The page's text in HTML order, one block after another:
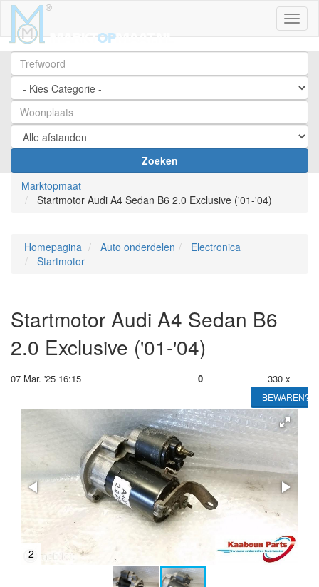
Zoeken
Marktopmaat
Startmotor Audi A4 Sedan B6 2.0 Exclusive ('01-'04)
Homepagina Auto onderdelen
Electronica
Startmotor
Startmotor Audi A4 Sedan B6
2.0 Exclusive ('01-'04)
07 Mar. '25 16:15 0 330 x
BEWAREN?
2